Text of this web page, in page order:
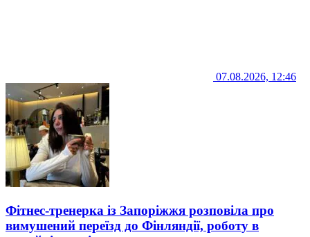
07.08.2026, 12:46
Фітнес-тренерка із Запоріжжя розповіла про
вимушений переїзд до Фінляндії, роботу в